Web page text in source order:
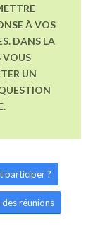
À VOS
DANS LA
VOUS
UN
participer ?
des réunions